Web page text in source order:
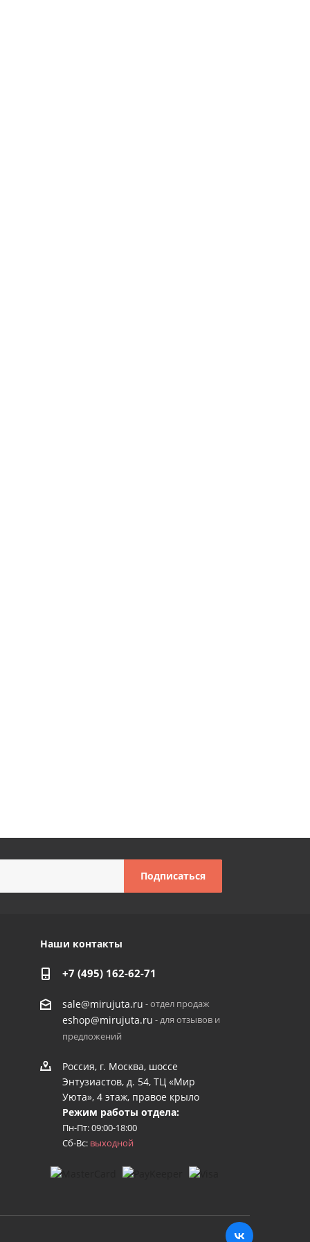
Наши контакты
+7 (495) 162-62-71
sale@mirujuta.ru - отдел продаж
eshop@mirujuta.ru - для отзывов и
предложений
Россия, г. Москва, шоссе
Энтузиастов, д. 54, ТЦ «Мир
Уюта», 4 этаж, правое крыло
Режим работы отдела:
Пн-Пт: 09:00-18:00
Сб-Вс: выходной